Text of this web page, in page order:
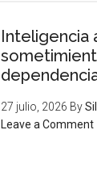
Inteligencia
27 julio, 2026 By
Leave a Comment